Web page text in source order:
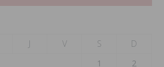
J V S
D
1
2